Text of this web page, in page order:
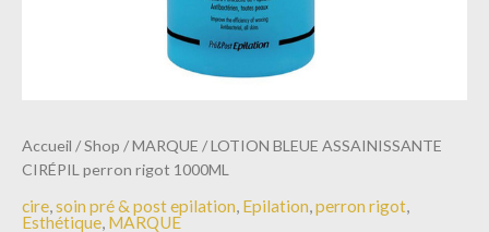
Accueil /Shop /MARQUE / LOTION BLEUE ASSAINISSANTE
CIRÉPIL perron rigot 1000ML
cire soin pré & post epilation Epilation perron rigot
Esthétique MARQUE